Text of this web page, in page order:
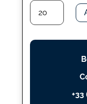
quantité
CENTRE
VILLE
+33